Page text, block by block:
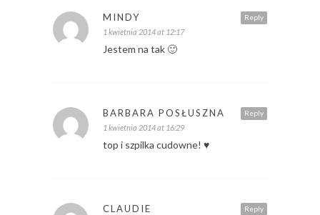
Reply
MINDY
1 kwietnia 2014 at 12:17
Jestem na tak 🙂
Reply
BARBARA POSŁUSZNA
1 kwietnia 2014 at 16:29
top i szpilka cudowne! ♥
Reply
CLAUDIE